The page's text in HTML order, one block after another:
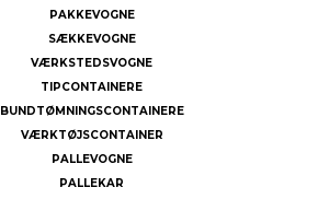
PAKKEVOGNE
SÆKKEVOGNE
VÆRKSTEDSVOGNE
TIPCONTAINERE
BUNDTØMNINGSCONTAINERE
VÆRKTØJSCONTAINER
PALLEVOGNE
PALLEKAR